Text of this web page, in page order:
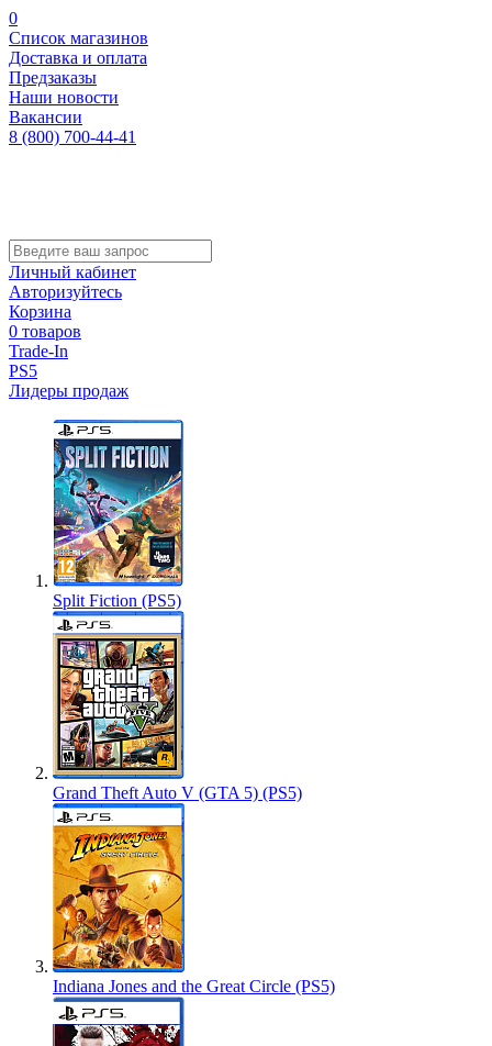
0
Список магазинов
Доставка и оплата
Предзаказы
Наши новости
Вакансии
8 (800) 700-44-41
Личный кабинет
Авторизуйтесь
Корзина
0 товаров
Trade-In
PS5
Лидеры продаж
Split Fiction (PS5)
Grand Theft Auto V (GTA 5) (PS5)
Indiana Jones and the Great Circle (PS5)